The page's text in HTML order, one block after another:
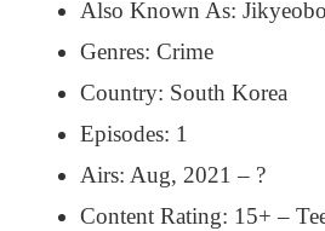
Also Known As:
Genres: Crime
Country: South Korea
Episodes: 1
Airs: Aug, 2021 – ?
Content Rating: 15+ –